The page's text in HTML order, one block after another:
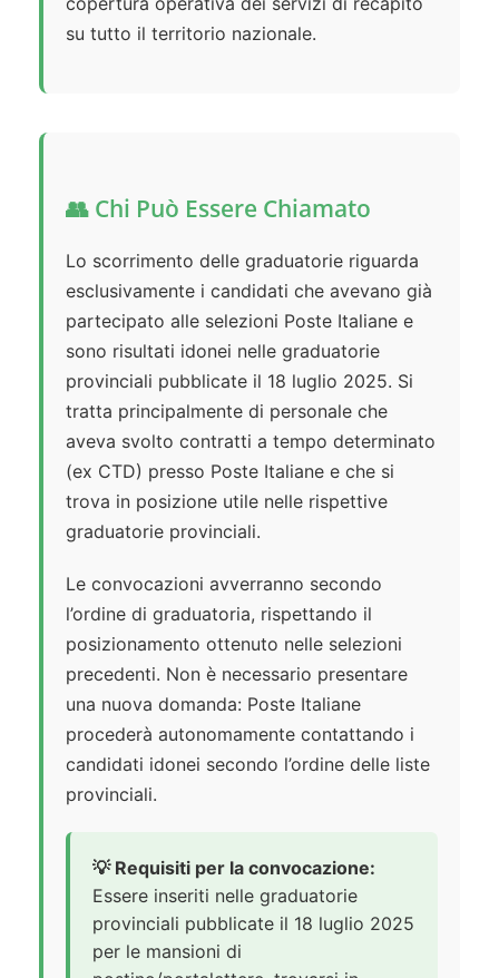
su tutto il territorio nazionale.
👥 Chi Può Essere Chiamato
Lo scorrimento delle graduatorie riguarda
esclusivamente i candidati che avevano già
partecipato alle selezioni Poste Italiane e
sono risultati idonei nelle graduatorie
provinciali pubblicate il 18 luglio 2025. Si
tratta principalmente di personale che
aveva svolto contratti a tempo determinato
(ex CTD) presso Poste Italiane e che si
trova in posizione utile nelle rispettive
graduatorie provinciali.
Le convocazioni avverranno secondo
l’ordine di graduatoria, rispettando il
posizionamento ottenuto nelle selezioni
precedenti. Non è necessario presentare
una nuova domanda: Poste Italiane
procederà autonomamente contattando i
candidati idonei secondo l’ordine delle liste
provinciali.
💡 Requisiti per la convocazione:
Essere inseriti nelle graduatorie
provinciali pubblicate il 18 luglio 2025
per le mansioni di